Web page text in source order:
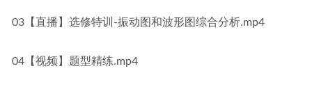
03【直播】选修特训-振动图和波形图综合分析.mp4
04【视频】题型精练.mp4